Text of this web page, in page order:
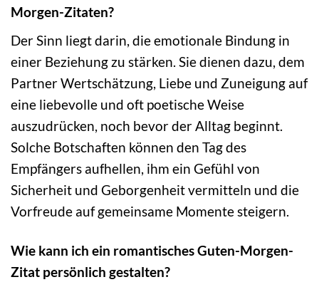
Morgen-Zitaten?
Der Sinn liegt darin, die emotionale Bindung in
einer Beziehung zu stärken. Sie dienen dazu, dem
Partner Wertschätzung, Liebe und Zuneigung auf
eine liebevolle und oft poetische Weise
auszudrücken, noch bevor der Alltag beginnt.
Solche Botschaften können den Tag des
Empfängers aufhellen, ihm ein Gefühl von
Sicherheit und Geborgenheit vermitteln und die
Vorfreude auf gemeinsame Momente steigern.
Wie kann ich ein romantisches Guten-Morgen-
Zitat persönlich gestalten?